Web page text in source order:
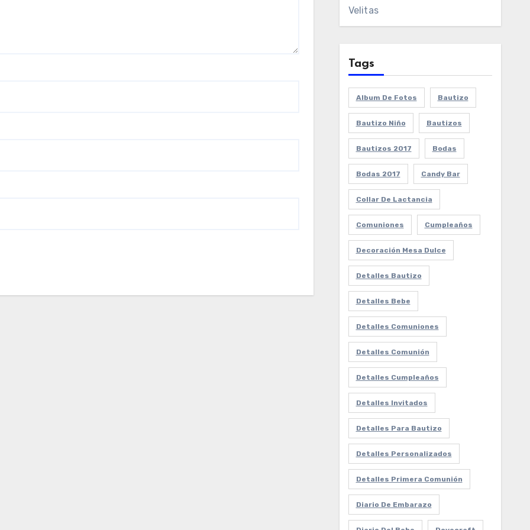
Velitas
Tags
Album De Fotos Bautizo
Bautizo Niño Bautizos
Bautizos 2017 Bodas
Bodas 2017 Candy Bar
Collar De Lactancia
Comuniones Cumpleaños
Decoración Mesa Dulce
Detalles Bautizo
Detalles Bebe
Detalles Comuniones
Detalles Comunión
Detalles Cumpleaños
Detalles Invitados
Detalles Para Bautizo
Detalles Personalizados
Detalles Primera Comunión
Diario De Embarazo